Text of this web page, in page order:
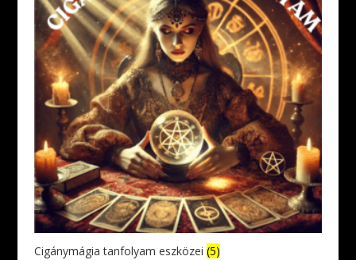
Cigánymágia tanfolyam eszközei (5)